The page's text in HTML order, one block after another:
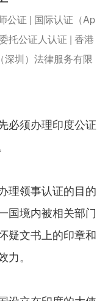
公证 | 国际认证（Ap
托公证人认证 | 香港
深圳）法律服务有限
必须办理印度公证
理领事认证的目的
国境内被相关部门
疑文书上的印章和
。